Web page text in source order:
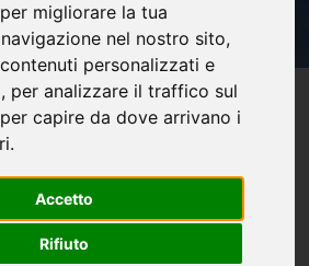
migliorare la tua
nel nostro sito,
personalizzati e
per analizzare il traffico sul
capire da dove arrivano i
Accetto
Rifiuto